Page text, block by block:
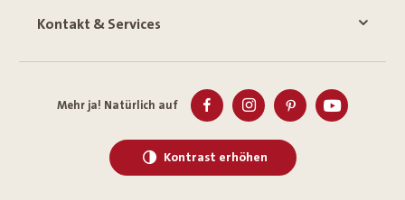
Kontakt & Services
Mehr ja! Natürlich auf
Kontrast erhöhen